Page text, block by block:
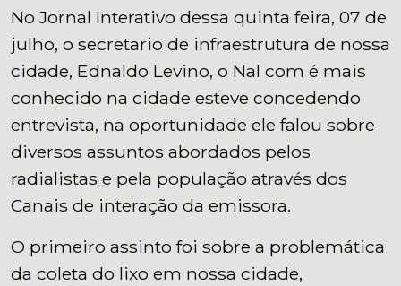
No Jornal Interativo dessa quinta feira, 07 de
julho, o secretario de infraestrutura de nossa
cidade, Ednaldo Levino, o Nal com é mais
conhecido na cidade esteve concedendo
entrevista, na oportunidade ele falou sobre
diversos assuntos abordados pelos
radialistas e pela população através dos
Canais de interação da emissora.
O primeiro assinto foi sobre a problemática
da coleta do lixo em nossa cidade,